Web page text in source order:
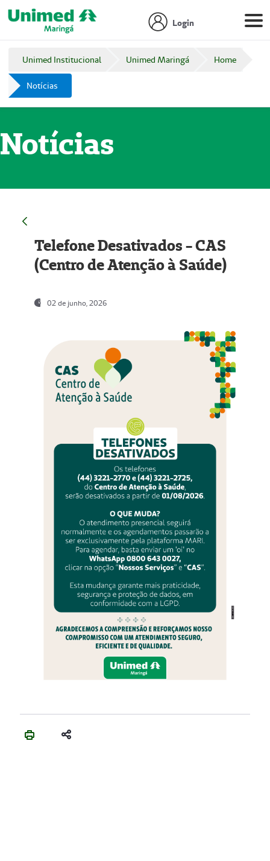
Login
Unimed Institucional Unimed Maringá Home
Notícias
Notícias
Telefone Desativados - CAS
(Centro de Atenção à Saúde)
02 de junho, 2026